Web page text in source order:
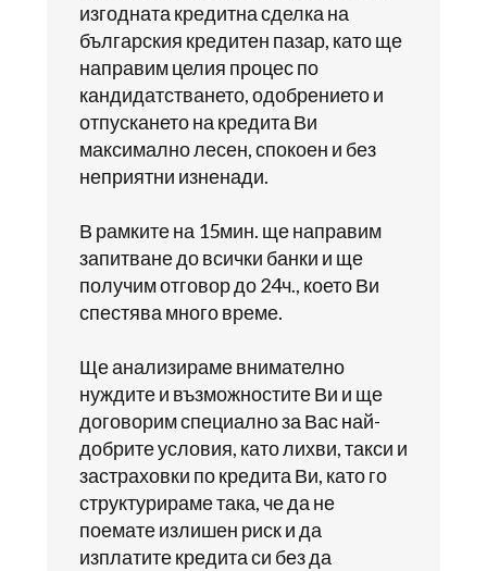
изгодната кредитна сделка на
българския кредитен пазар, като ще
направим целия процес по
кандидатстването, одобрението и
отпускането на кредита Ви
максимално лесен, спокоен и без
неприятни изненади.
В рамките на 15мин. ще направим
запитване до всички банки и ще
получим отговор до 24ч., което Ви
спестява много време.
Ще анализираме внимателно
нуждите и възможностите Ви и ще
договорим специално за Вас най-
добрите условия, като лихви, такси и
застраховки по кредита Ви, като го
структурираме така, че да не
поемате излишен риск и да
изплатите кредита си без да